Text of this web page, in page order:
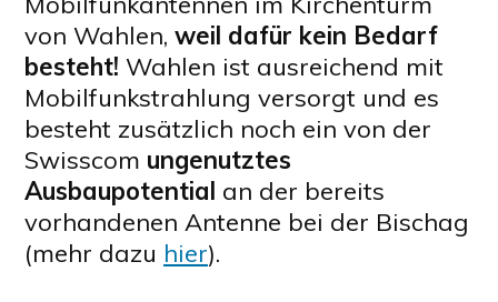
von Wahlen, weil dafür kein Bedarf
besteht! Wahlen ist ausreichend mit
Mobilfunkstrahlung versorgt und es
besteht zusätzlich noch ein von der
Swisscom ungenutztes
Ausbaupotential an der bereits
vorhandenen Antenne bei der Bischag
(mehr dazu hier).